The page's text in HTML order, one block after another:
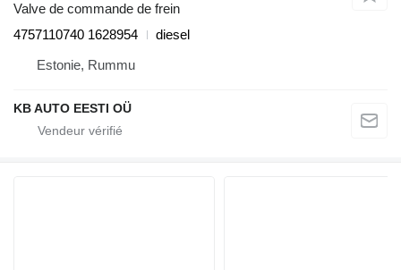
Valve de commande de frein
4757110740 1628954
diesel
Estonie, Rummu
KB AUTO EESTI OÜ